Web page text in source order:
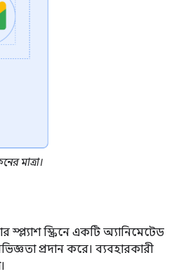
মাত্রা।
স্ক্রিনে একটি অ্যানিমেটেড
প্রদান করে। ব্যবহারকারী